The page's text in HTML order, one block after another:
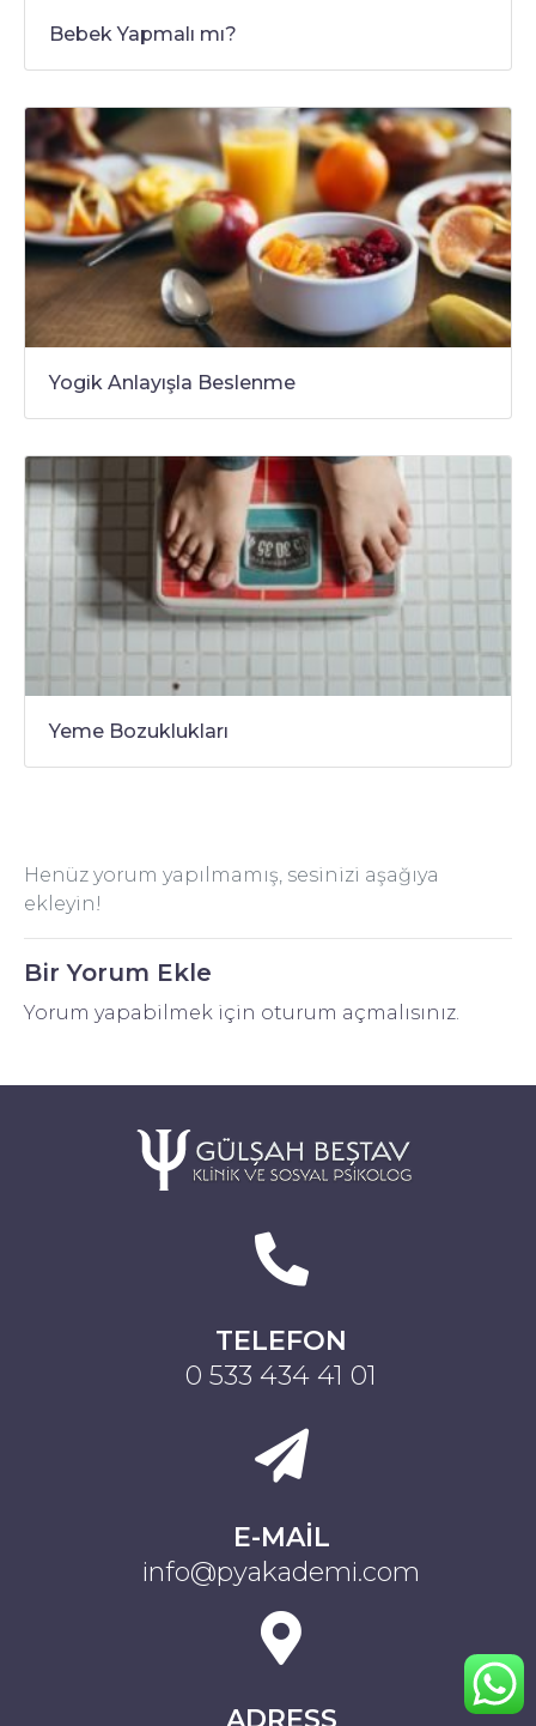
Bebek Yapmalı mı?
Yogik Anlayışla Beslenme
Yeme Bozuklukları
Henüz yorum yapılmamış, sesinizi aşağıya
ekleyin!
Bir Yorum Ekle
Yorum yapabilmek için oturum açmalısınız
TELEFON
0 533 434 41 01
E-MAIL
info@pyakademi.com
ADRESS